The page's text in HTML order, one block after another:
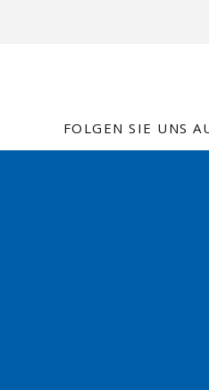
FOLGEN SIE UNS